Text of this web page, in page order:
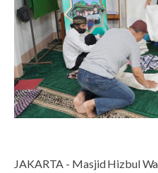
JAKARTA - Masjid Hizbul